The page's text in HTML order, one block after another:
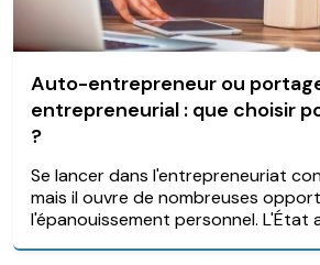
Auto-entrepreneur ou
entrepreneurial : que choisir
?
Se lancer dans l'entrepreneuriat
mais il ouvre de nombreuses
l'épanouissement personnel. L'État